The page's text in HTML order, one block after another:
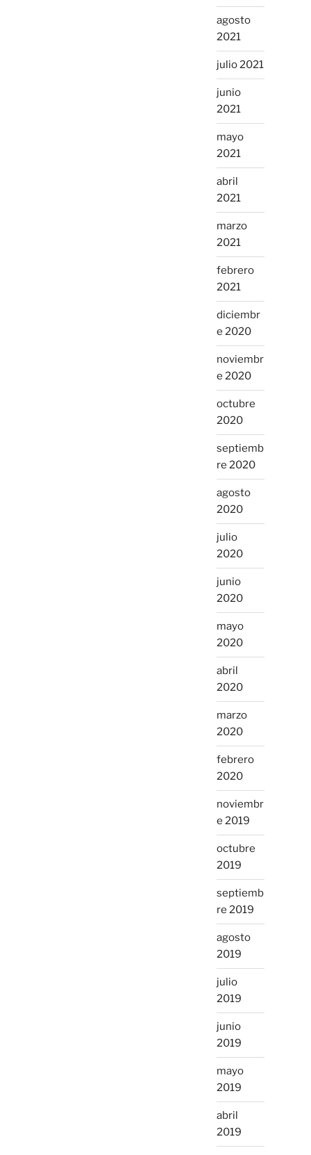
agosto
2021
julio 2021
junio
2021
mayo
2021
abril
2021
marzo
2021
febrero
2021
diciembr
e 2020
noviembr
e 2020
octubre
2020
septiemb
re 2020
agosto
2020
julio
2020
junio
2020
mayo
2020
abril
2020
marzo
2020
febrero
2020
noviembr
e 2019
octubre
2019
septiemb
re 2019
agosto
2019
julio
2019
junio
2019
mayo
2019
abril
2019